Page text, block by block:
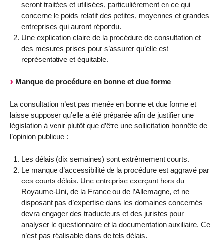
seront traitées et utilisées, particulièrement en ce qui
concerne le poids relatif des petites, moyennes et grandes
entreprises qui auront répondu.
Une explication claire de la procédure de consultation et
des mesures prises pour s’assurer qu’elle est
représentative et équitable.
Manque de procédure en bonne et due forme
La consultation n’est pas menée en bonne et due forme et
laisse supposer qu’elle a été préparée afin de justifier une
législation à venir plutôt que d’être une sollicitation honnête de
l’opinion publique :
Les délais (dix semaines) sont extrêmement courts.
Le manque d’accessibilité de la procédure est aggravé par
ces courts délais. Une entreprise exerçant hors du
Royaume-Uni, de la France ou de l’Allemagne, et ne
disposant pas d’expertise dans les domaines concernés
devra engager des traducteurs et des juristes pour
analyser le questionnaire et la documentation auxiliaire. Ce
n’est pas réalisable dans de tels délais.